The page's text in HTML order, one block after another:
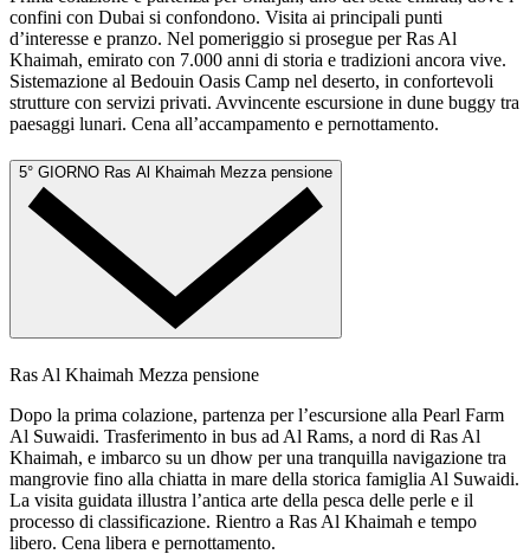
confini con Dubai si confondono. Visita ai principali punti
d’interesse e pranzo. Nel pomeriggio si prosegue per Ras Al
Khaimah, emirato con 7.000 anni di storia e tradizioni ancora vive.
Sistemazione al Bedouin Oasis Camp nel deserto, in confortevoli
strutture con servizi privati. Avvincente escursione in dune buggy tra
paesaggi lunari. Cena all’accampamento e pernottamento.
5° GIORNO Ras Al Khaimah Mezza pensione
Ras Al Khaimah Mezza pensione
Dopo la prima colazione, partenza per l’escursione alla Pearl Farm
Al Suwaidi. Trasferimento in bus ad Al Rams, a nord di Ras Al
Khaimah, e imbarco su un dhow per una tranquilla navigazione tra
mangrovie fino alla chiatta in mare della storica famiglia Al Suwaidi.
La visita guidata illustra l’antica arte della pesca delle perle e il
processo di classificazione. Rientro a Ras Al Khaimah e tempo
libero. Cena libera e pernottamento.